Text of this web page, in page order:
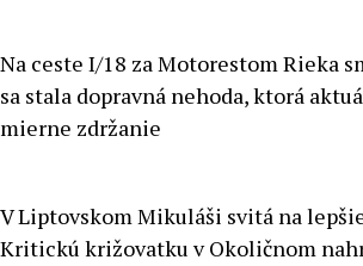
Na ceste I/18 za Motorestom Rieka
sa stala dopravná nehoda, ktorá
mierne zdržanie
V Liptovskom Mikuláši svitá na
Kritickú križovatku v Okoličnom